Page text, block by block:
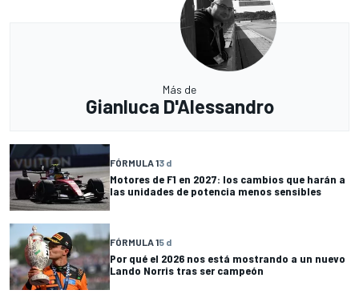
Más de
Gianluca D'Alessandro
FÓRMULA 13 d
Motores de F1 en 2027: los cambios que harán a
las unidades de potencia menos sensibles
FÓRMULA 15 d
Por qué el 2026 nos está mostrando a un nuevo
Lando Norris tras ser campeón